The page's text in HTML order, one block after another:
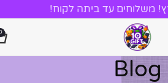
משלוחים עד ביתה לקוח!
Blog